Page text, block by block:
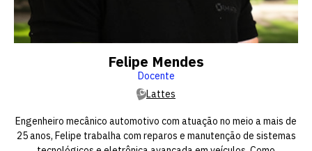
Felipe Mendes
Docente
Lattes
Engenheiro mecânico automotivo com atuação no meio a mais de
25 anos, Felipe trabalha com reparos e manutenção de sistemas